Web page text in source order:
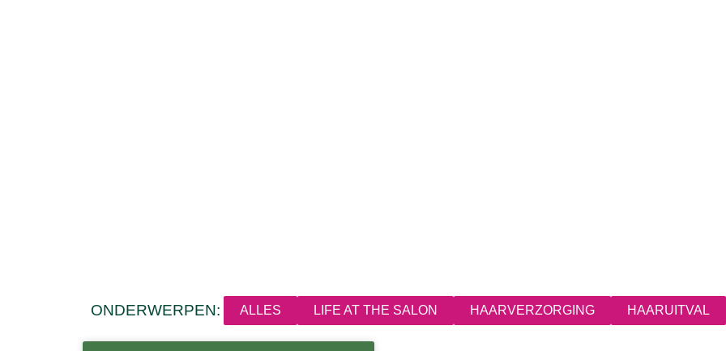
ONDERWERPEN: ALLES LIFE AT THE SALON HAARVERZORGING HAARUITVAL